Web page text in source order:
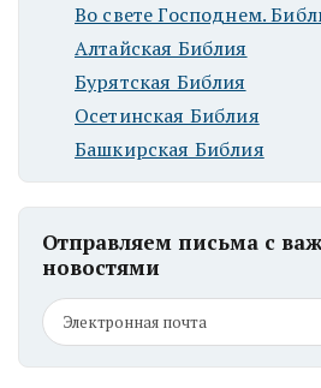
Во свете Господнем.
Алтайская Библия
Бурятская Библия
Осетинская Библия
Башкирская Библия
Отправляем письма с
новостями